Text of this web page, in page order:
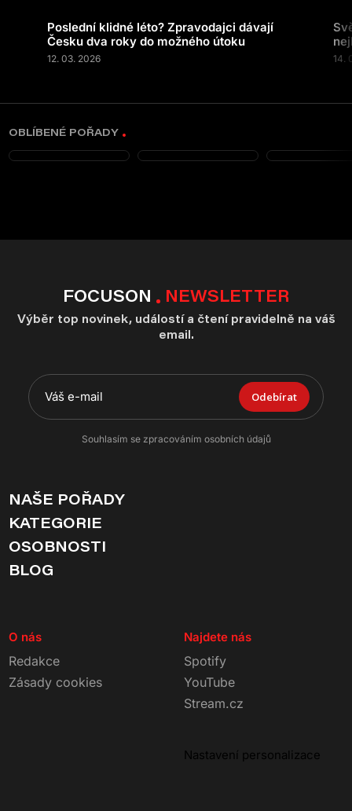
Poslední klidné léto? Zpravodajci dávají
Česku dva roky do možného útoku
12. 03. 2026 14.
OBLÍBENÉ POŘADY
FOCUSON NEWSLETTER
Výběr top novinek, událostí a čtení pravidelně na váš
email.
Odebírat
Souhlasím se zpracováním osobních údajů
NAŠE POŘADY
KATEGORIE
OSOBNOSTI
BLOG
O nás
Redakce
Zásady cookies
Najdete nás
Spotify
YouTube
Stream.cz
Nastavení personalizace